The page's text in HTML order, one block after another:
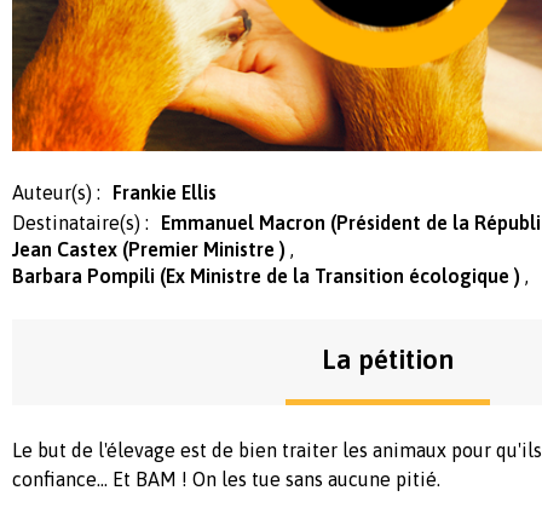
Auteur(s) :
Frankie Ellis
Destinataire(s) :
Emmanuel Macron (Président de la
Jean Castex (Premier Ministre )
Barbara Pompili (Ex Ministre de la Transition écologique )
La pétition
Le but de l'élevage est de bien traiter les animaux pour
confiance… Et BAM ! On les tue sans aucune pitié.